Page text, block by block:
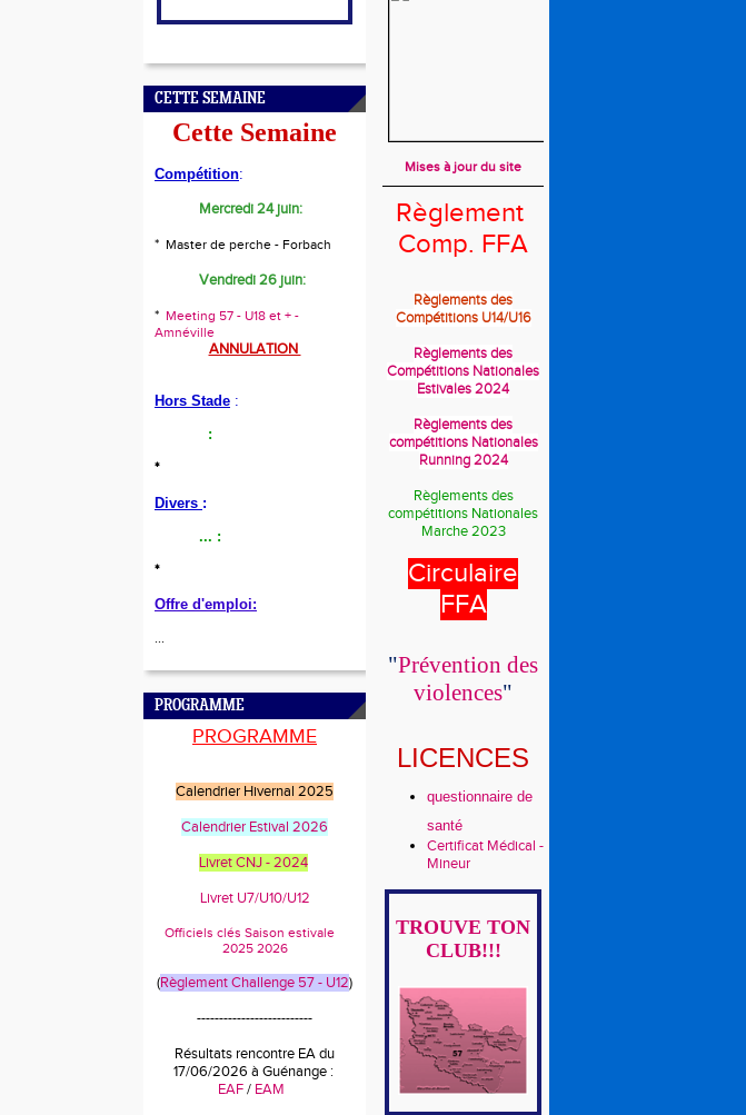
CETTE SEMAINE
Cette Semaine
Compétition:
Mercredi 24 juin:
* Master de perche - Forbach
Vendredi 26 juin:
* Meeting 57 - U18 et + -
Amnéville
ANNULATION
Hors Stade :
:
*
Divers :
... :
*
Offre d'emploi:
...
PROGRAMME
PROGRAMME
Calendrier Hivernal 2025
Calendrier Estival 2026
Livret CNJ - 2024
Livret U7/U10/U12
Officiels clés Saison estivale
2025 2026
(Règlement Challenge 57 - U12)
--------------------------
Résultats rencontre EA du
17/06/2026 à Guénange :
EAF/ EAM
Mises à jour du site
Règlement
Comp. FFA
Règlements des
Compétitions U14/U16
Règlements des
Compétitions Nationales
Estivales 2024
Règlements des
compétitions Nationales
Running 2024
Règlements des
compétitions Nationales
Marche 2023
Circulaire
FFA
"Prévention des
violences"
LICENCES
questionnaire de
santé
Certificat Médical -
Mineur
TROUVE TON
CLUB!!!